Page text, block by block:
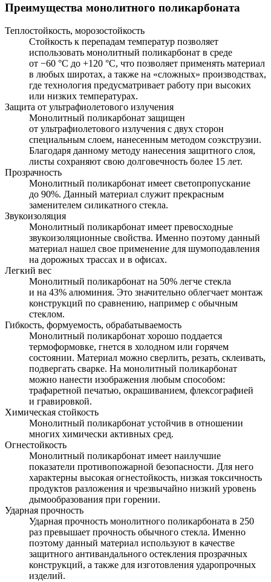
Преимущества монолитного поликарбоната
Теплостойкость, морозостойкость
Стойкость к перепадам температур позволяет
использовать монолитный поликарбонат в среде
от −60 °С до +120 °С, что позволяет применять материал
в любых широтах, а также на «сложных» производствах,
где технология предусматривает работу при высоких
или низких температурах.
Защита от ультрафиолетового излучения
Монолитный поликарбонат защищен
от ультрафиолетового излучения с двух сторон
специальным слоем, нанесенным методом соэкструзии.
Благодаря данному методу нанесения защитного слоя,
листы сохраняют свою долговечность более 15 лет.
Прозрачность
Монолитный поликарбонат имеет светопропускание
до 90%. Данный материал служит прекрасным
заменителем силикатного стекла.
Звукоизоляция
Монолитный поликарбонат имеет превосходные
звукоизоляционные свойства. Именно поэтому данный
материал нашел свое применение для шумоподавления
на дорожных трассах и в офисах.
Легкий вес
Монолитный поликарбонат на 50% легче стекла
и на 43% алюминия. Это значительно облегчает монтаж
конструкций по сравнению, например с обычным
стеклом.
Гибкость, формуемость, обрабатываемость
Монолитный поликарбонат хорошо поддается
термоформовке, гнется в холодном или горячем
состоянии. Материал можно сверлить, резать, склеивать,
подвергать сварке. На монолитный поликарбонат
можно нанести изображения любым способом:
трафаретной печатью, окрашиванием, флексографией
и гравировкой.
Химическая стойкость
Монолитный поликарбонат устойчив в отношении
многих химически активных сред.
Огнестойкость
Монолитный поликарбонат имеет наилучшие
показатели противопожарной безопасности. Для него
характерны высокая огнестойкость, низкая токсичность
продуктов разложения и чрезвычайно низкий уровень
дымообразования при горении.
Ударная прочность
Ударная прочность монолитного поликарбоната в 250
раз превышает прочность обычного стекла. Именно
поэтому данный материал используют в качестве
защитного антивандального остекления прозрачных
конструкций, а также для изготовления ударопрочных
изделий.